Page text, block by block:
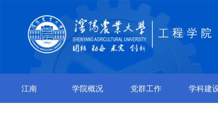
江南 学院概况 党群工作 学科建